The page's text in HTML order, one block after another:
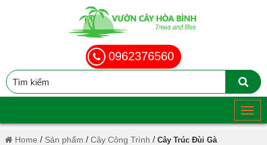
0962376560
Home / Sản phẩm / Cây Công Trình / Cây Trúc Đùi Gà